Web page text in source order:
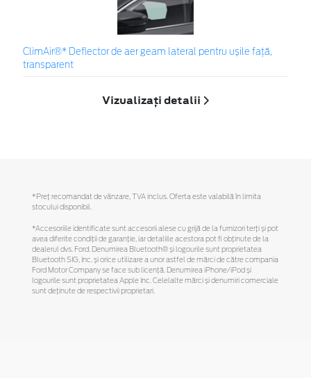
ClimAir®* Deflector de aer geam lateral pentru ușile față,
transparent
Vizualizați detalii
*Preţ recomandat de vânzare, TVA inclus. Oferta este valabilă în limita
stocului disponibil.
*Accesoriile identificate sunt accesorii alese cu grijă de la furnizori terți și pot
avea diferite condiții de garanție, iar detaliile acestora pot fi obținute de la
dealerul dvs. Ford. Denumirea Bluetooth® și logourile sunt proprietatea
Bluetooth SIG, Inc. și orice utilizare a unor astfel de mărci de către compania
Ford Motor Company se face sub licență. Denumirea iPhone/iPod și
logourile sunt proprietatea Apple Inc. Celelalte mărci și denumiri comerciale
sunt deținute de respectivii proprietari.